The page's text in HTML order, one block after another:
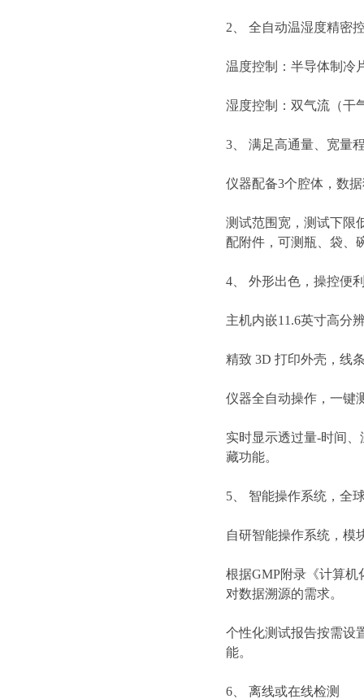
2、 全自动温湿度精密
温度控制：半导体制冷
湿度控制：双气流（干
3、 满足高通量、宽量
仪器配备3个腔体，数
测试范围宽，测试下限
配附件，可测瓶、袋、
4、 外形出色，操控便
主机内嵌11.6英寸高分
精致 3D 打印外壳，线
仪器全自动操作，一键
实时显示透过量-时间
藏功能。
5、 智能操作系统，全
自研智能操作系统，模
根据GMP附录《计算
对数据溯源的需求。
个性化测试报告按需设
能。
6、 离线或在线检测